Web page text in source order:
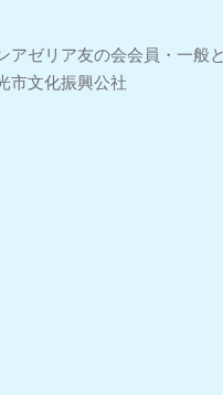
アゼリア友の会会員・一
市文化振興公社